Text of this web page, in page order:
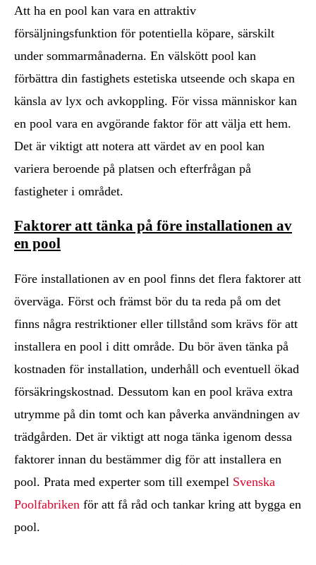
Att ha en pool kan vara en attraktiv
försäljningsfunktion för potentiella köpare, särskilt
under sommarmånaderna. En välskött pool kan
förbättra din fastighets estetiska utseende och skapa en
känsla av lyx och avkoppling. För vissa människor kan
en pool vara en avgörande faktor för att välja ett hem.
Det är viktigt att notera att värdet av en pool kan
variera beroende på platsen och efterfrågan på
fastigheter i området.
Faktorer att tänka på före installationen av
en pool
Före installationen av en pool finns det flera faktorer att
överväga. Först och främst bör du ta reda på om det
finns några restriktioner eller tillstånd som krävs för att
installera en pool i ditt område. Du bör även tänka på
kostnaden för installation, underhåll och eventuell ökad
försäkringskostnad. Dessutom kan en pool kräva extra
utrymme på din tomt och kan påverka användningen av
trädgården. Det är viktigt att noga tänka igenom dessa
faktorer innan du bestämmer dig för att installera en
pool. Prata med experter som till exempel Svenska
Poolfabriken för att få råd och tankar kring att bygga en
pool.